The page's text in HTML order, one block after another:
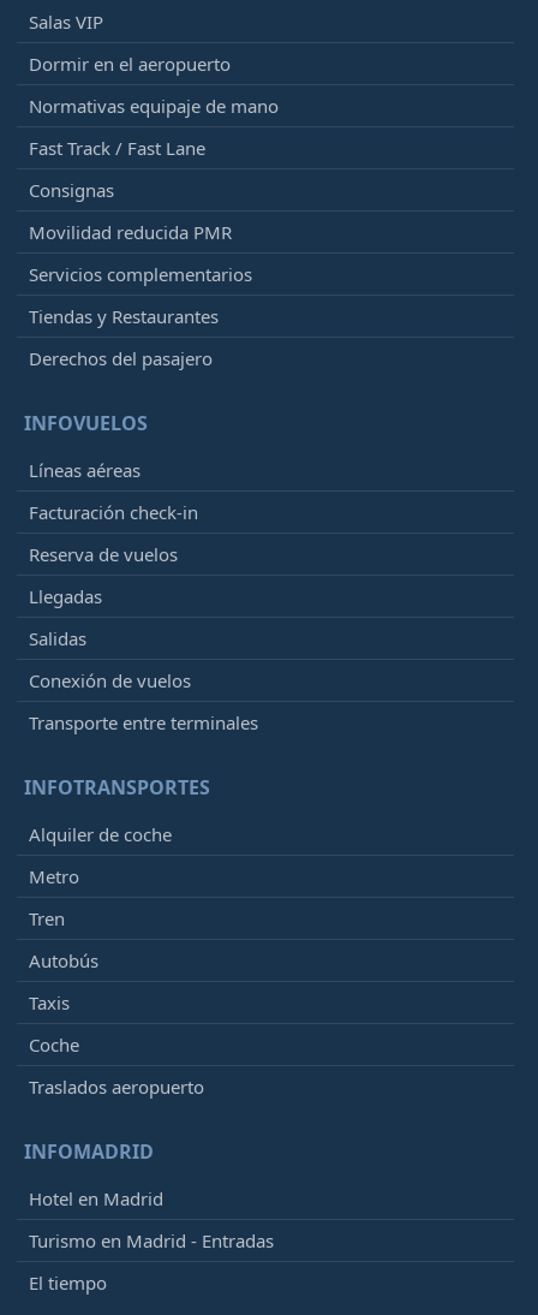
Salas VIP
Dormir en el aeropuerto
Normativas equipaje de mano
Fast Track / Fast Lane
Consignas
Movilidad reducida PMR
Servicios complementarios
Tiendas y Restaurantes
Derechos del pasajero
INFOVUELOS
Líneas aéreas
Facturación check-in
Reserva de vuelos
Llegadas
Salidas
Conexión de vuelos
Transporte entre terminales
INFOTRANSPORTES
Alquiler de coche
Metro
Tren
Autobús
Taxis
Coche
Traslados aeropuerto
INFOMADRID
Hotel en Madrid
Turismo en Madrid - Entradas
El tiempo